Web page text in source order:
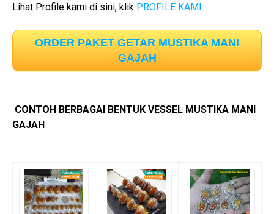
Lihat Profile kami di sini, klik PROFILE KAMI
ORDER PAKET GETAR MUSTIKA MANI
GAJAH
CONTOH BERBAGAI BENTUK VESSEL MUSTIKA MANI
GAJAH